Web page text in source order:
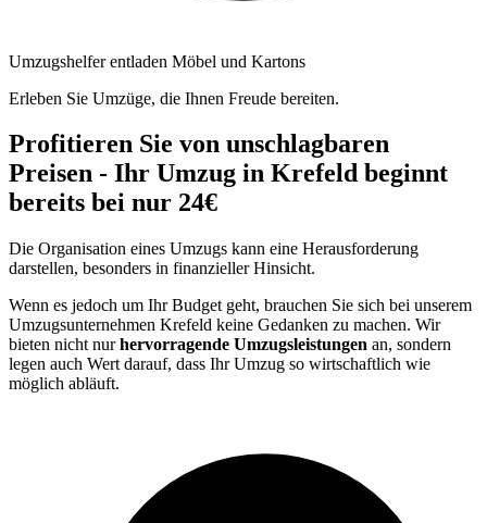
Umzugshelfer entladen Möbel und Kartons
Erleben Sie Umzüge, die Ihnen Freude bereiten.
Profitieren Sie von unschlagbaren
Preisen - Ihr Umzug in Krefeld beginnt
bereits bei nur 24€
Die Organisation eines Umzugs kann eine Herausforderung
darstellen, besonders in finanzieller Hinsicht.
Wenn es jedoch um Ihr Budget geht, brauchen Sie sich bei unserem
Umzugsunternehmen Krefeld keine Gedanken zu machen. Wir
bieten nicht nurhervorragende Umzugsleistungen an, sondern
legen auch Wert darauf, dass Ihr Umzug so wirtschaftlich wie
möglich abläuft.